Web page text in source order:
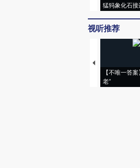
猛犸象化石接
视听推荐
【不唯一答
老”